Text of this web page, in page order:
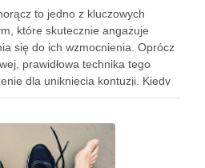
to jedno z kluczowych
które skutecznie angażuje
się do ich wzmocnienia. Oprócz
prawidłowa technika tego
dla uniknięcia kontuzji. Kiedy
skupiamy się nie tylko na ruchu,